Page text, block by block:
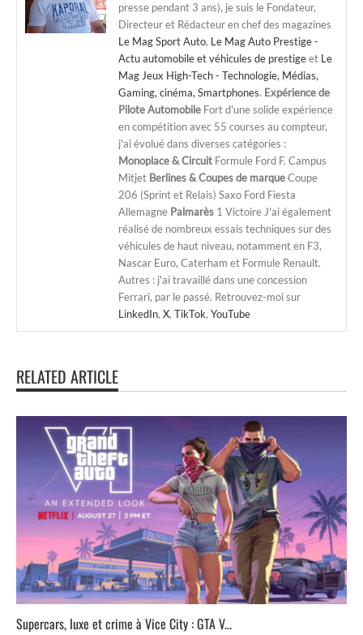
presse pendant 3 ans), je suis le Fondateur,
Directeur et Rédacteur en chef des magazines
Le Mag Sport Auto, Le Mag Auto Prestige -
Actu automobile et véhicules de prestigeet Le
Mag Jeux High-Tech - Technologie, Médias,
Gaming, cinéma, Smartphones. Expérience de
Pilote Automobile Fort d'une solide expérience
en compétition avec 55 courses au compteur,
j'ai évolué dans diverses catégories :
Monoplace & Circuit Formule Ford F. Campus
Mitjet Berlines & Coupes de marqueCoupe
206 (Sprint et Relais) Saxo Ford Fiesta
Allemagne Palmarès 1 Victoire J'ai également
réalisé de nombreux essais techniques sur des
véhicules de haut niveau, notamment en F3,
Nascar Euro, Caterham et Formule Renault.
Autres : j'ai travaillé dans une concession
Ferrari, par le passé. Retrouvez-moi sur
LinkedIn, X, TikTok, YouTube
RELATED ARTICLE
Supercars, luxe et crime à Vice City : GTA V...